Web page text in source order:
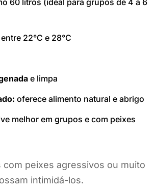
60 litros (ideal para grupos de 4 a 6
entre 22°C e 28°C
e limpa
oferece alimento natural e abrigo
melhor em grupos e com peixes
com peixes agressivos ou muito
intimidá-los.